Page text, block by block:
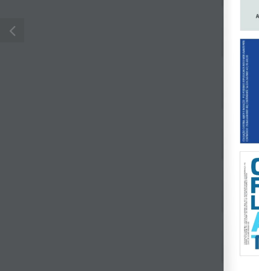
© Jornal do Rebouças 2014 - 2024 | Todos os